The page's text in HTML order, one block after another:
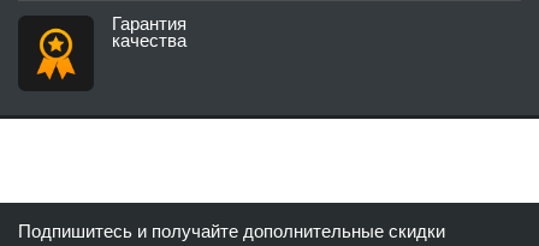
Гарантия
качества
Подпишитесь и получайте дополнительные скидки